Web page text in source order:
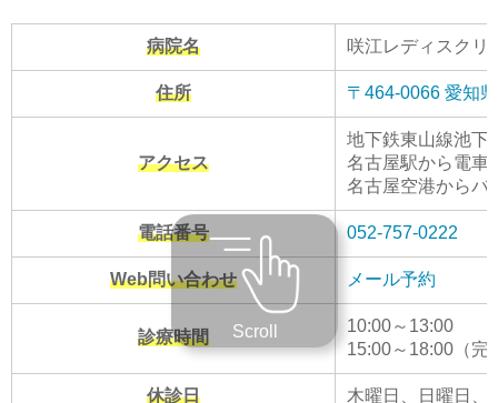
病院名 咲江レディスクリ
住所 〒464-0066 愛知
アクセス
地下鉄東山線池下
名古屋駅から電車
名古屋空港からバ
電話番号 052-757-0222
Web問い合わせ メール予約
診療時間
10:00～13:00
15:00～18:00（完
休診日 木曜日、日曜日、
Scroll